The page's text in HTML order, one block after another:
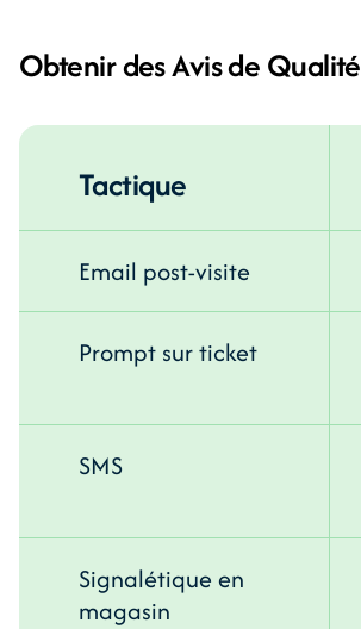
Obtenir des Avis de Qualité
Tactique
Email post-visite
Prompt sur ticket
SMS
Signalétique en
magasin